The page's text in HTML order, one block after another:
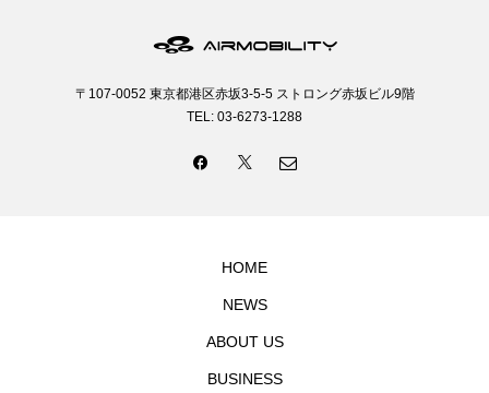
〒107-0052 東京都港区赤坂3-5-5 ストロング赤坂ビル9階
TEL: 03-6273-1288
HOME
NEWS
ABOUT US
BUSINESS